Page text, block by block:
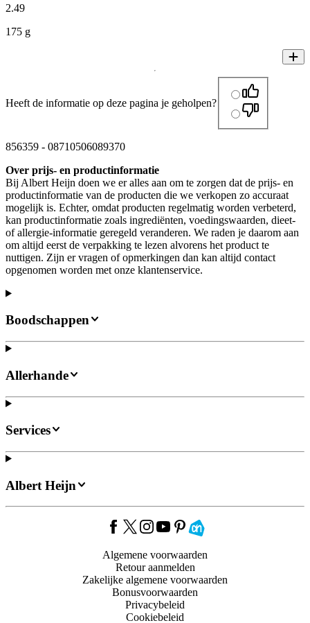
2.49
175 g
Heeft de informatie op deze pagina je geholpen?
856359 - 08710506089370
Over prijs- en productinformatie
Bij Albert Heijn doen we er alles aan om te zorgen dat de prijs- en
productinformatie van de producten die we verkopen zo accuraat
mogelijk is. Echter, omdat producten regelmatig worden verbeterd,
kan productinformatie zoals ingrediënten, voedingswaarden, dieet-
of allergie-informatie geregeld veranderen. We raden je daarom aan
om altijd eerst de verpakking te lezen alvorens het product te
nuttigen. Zijn er vragen of opmerkingen dan kan altijd contact
opgenomen worden met onze klantenservice.
Boodschappen
Allerhande
Services
Albert Heijn
Algemene voorwaarden
Retour aanmelden
Zakelijke algemene voorwaarden
Bonusvoorwaarden
Privacybeleid
Cookiebeleid